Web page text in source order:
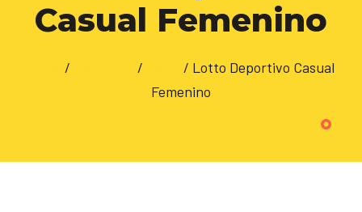
Casual Femenino
/ /
/ Lotto Deportivo Casual
Femenino